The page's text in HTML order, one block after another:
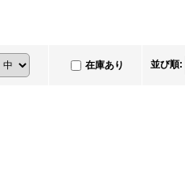
在庫あり 並び順: